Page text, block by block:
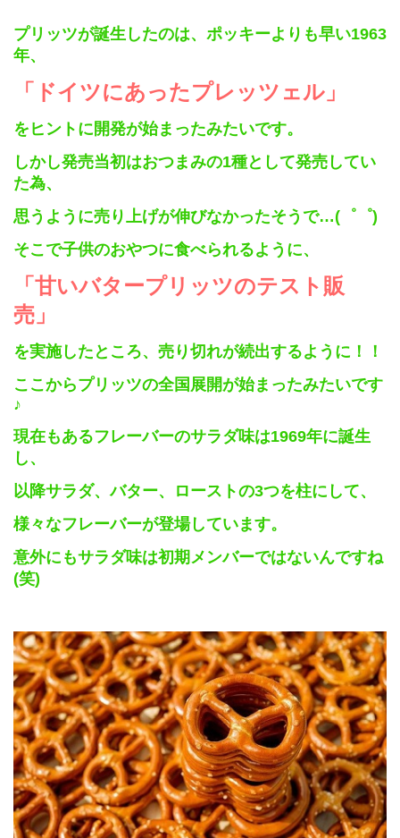
プリッツが誕生したのは、ポッキーよりも早い1963
年、
「ドイツにあったプレッツェル」
をヒントに 開発が始まったみたいです。
しかし発売当初はおつまみの1種として発売してい
た為、
思うように売り上げが伸びなかったそうで…( ゜゜)
そこで子供のおやつに食べられるように、
「甘いバタープリッツのテスト販
売」
を実施したところ、 売り切れが続出するように！！
ここからプリッツの全国展開が始まったみたいです
♪
現在もあるフレーバーのサラダ味は1969年に誕生
し、
以降サラダ、バター、ローストの3つを柱にして、
様々なフレーバーが登場しています。
意外にもサラダ味は初期メンバーではないんですね
(笑)